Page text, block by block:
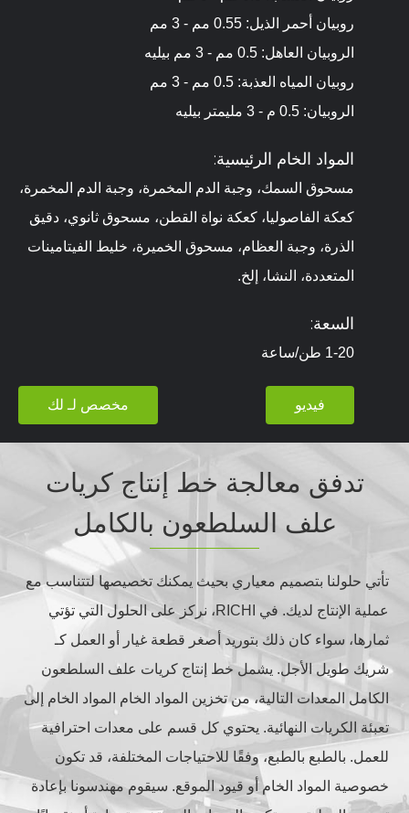
روبيان أحمر الذيل: 0.55 مم - 3 مم
الروبيان العاهل: 0.5 مم - 3 مم بيليه
روبيان المياه العذبة: 0.5 مم - 3 مم
الروبيان: 0.5 م - 3 مليمتر بيليه
المواد الخام الرئيسية:
مسحوق السمك، وجبة الدم المخمرة، وجبة الدم المخمرة،
كعكة الفاصوليا، كعكة نواة القطن، مسحوق ثانوي، دقيق
الذرة، وجبة العظام، مسحوق الخميرة، خليط الفيتامينات
المتعددة، النشا، إلخ.
السعة:
1-20 طن/ساعة
فيديو مخصص لـ لك
تدفق معالجة خط إنتاج كريات
علف السلطعون بالكامل
تأتي حلولنا بتصميم معياري بحيث يمكنك تخصيصها لتتناسب مع
عملية الإنتاج لديك. في RICHI، نركز على الحلول التي تؤتي
ثمارها، سواء كان ذلك بتوريد أصغر قطعة غيار أو العمل كـ
شريك طويل الأجل. يشمل خط إنتاج كريات علف السلطعون
الكامل المعدات التالية، من تخزين المواد الخام المواد الخام إلى
تعبئة الكريات النهائية. يحتوي كل قسم على معدات احترافية
للعمل. بالطبع بالطبع، وفقًا للاحتياجات المختلفة، قد تكون
خصوصية المواد الخام أو قيود الموقع. سيقوم مهندسونا بإعادة